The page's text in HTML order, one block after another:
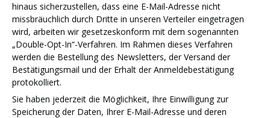
hinaus sicherzustellen, dass eine E-Mail-Adresse nicht
missbräuchlich durch Dritte in unseren Verteiler eingetragen
wird, arbeiten wir gesetzeskonform mit dem sogenannten
„Double-Opt-In“-Verfahren. Im Rahmen dieses Verfahren
werden die Bestellung des Newsletters, der Versand der
Bestätigungsmail und der Erhalt der Anmeldebestätigung
protokolliert.
Sie haben jederzeit die Möglichkeit, Ihre Einwilligung zur
Speicherung der Daten, Ihrer E-Mail-Adresse und deren